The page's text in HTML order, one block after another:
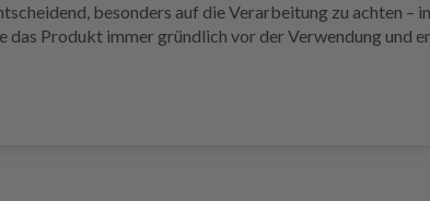
besonders auf die Verarbeitung zu achten –
Produkt immer gründlich vor der Verwendung und